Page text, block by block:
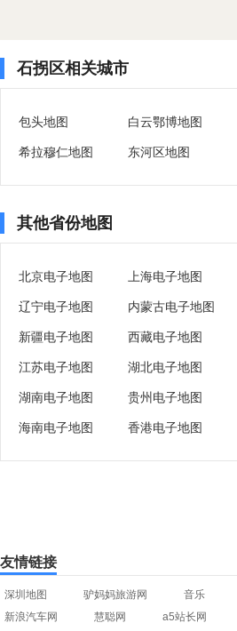
石拐区相关城市
包头地图 白云鄂博地图
希拉穆仁地图 东河区地图
其他省份地图
北京电子地图 上海电子地图
辽宁电子地图 内蒙古电子地图
新疆电子地图 西藏电子地图
江苏电子地图 湖北电子地图
湖南电子地图 贵州电子地图
海南电子地图 香港电子地图
友情链接
深圳地图 驴妈妈旅游网 音乐
新浪汽车网
慧聪网 a5站长网